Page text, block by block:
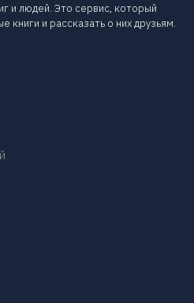
и людей. Это сервис, который
книги и рассказать о них друзьям.